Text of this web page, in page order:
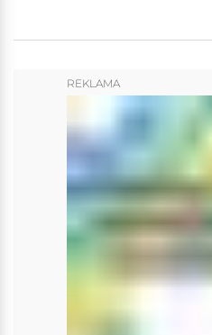
REKLAMA